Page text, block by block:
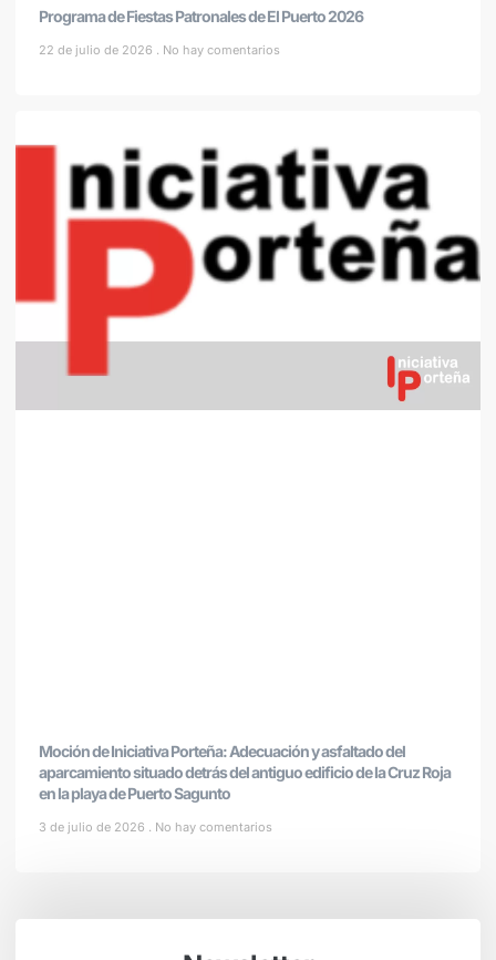
Programa de Fiestas Patronales de El Puerto 2026
22 de julio de 2026 No hay comentarios
Moción de Iniciativa Porteña: Adecuación y asfaltado del
aparcamiento situado detrás del antiguo edificio de la Cruz Roja
en la playa de Puerto Sagunto
3 de julio de 2026 No hay comentarios